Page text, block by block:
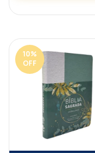
10%
OFF